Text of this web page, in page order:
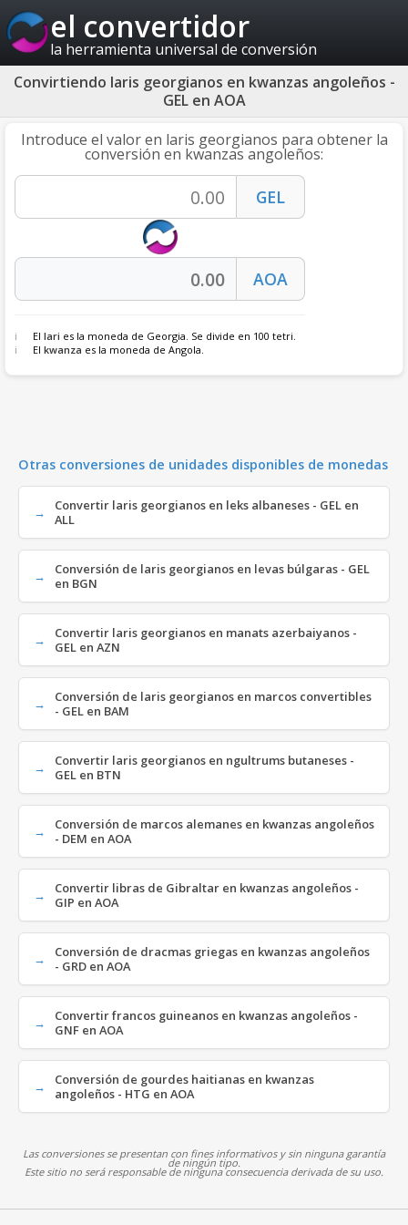
el convertidor
la herramienta universal de conversión
Convirtiendo laris georgianos en kwanzas angoleños -
GEL en AOA
Introduce el valor en laris georgianos para obtener la
conversión en kwanzas angoleños:
El lari es la moneda de Georgia. Se divide en 100 tetri.
El kwanza es la moneda de Angola.
Otras conversiones de unidades disponibles de monedas
Convertir laris georgianos en leks albaneses - GEL en
ALL
Conversión de laris georgianos en levas búlgaras - GEL
en BGN
Convertir laris georgianos en manats azerbaiyanos -
GEL en AZN
Conversión de laris georgianos en marcos convertibles
- GEL en BAM
Convertir laris georgianos en ngultrums butaneses -
GEL en BTN
Conversión de marcos alemanes en kwanzas angoleños
- DEM en AOA
Convertir libras de Gibraltar en kwanzas angoleños -
GIP en AOA
Conversión de dracmas griegas en kwanzas angoleños
- GRD en AOA
Convertir francos guineanos en kwanzas angoleños -
GNF en AOA
Conversión de gourdes haitianas en kwanzas
angoleños - HTG en AOA
Las conversiones se presentan con fines informativos y sin ninguna garantía
de ningún tipo.
Este sitio no será responsable de ninguna consecuencia derivada de su uso.